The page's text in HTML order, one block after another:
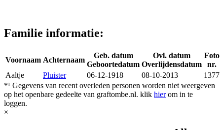
Familie informatie:
Voornaam Achternaam
Geb. datum
Geboortedatum
Ovl. datum
Overlijdensdatum
Foto
nr.
Aaltje
Pluister 06-12-1918 08-10-2013
1377
*¹ Gegevens van recent overleden personen worden niet weergeven
op het openbare gedeelte van graftombe.nl. klik hierom in te
loggen.
×